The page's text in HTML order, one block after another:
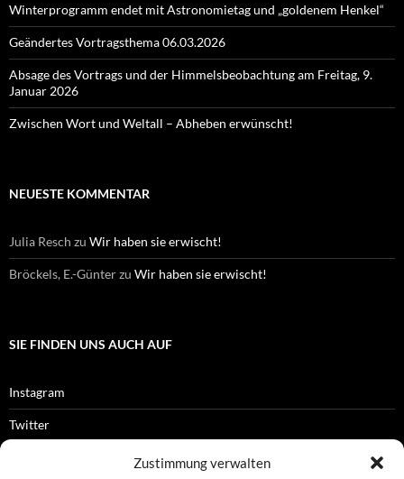
Zustimmung verwalten
Winterprogramm endet mit Astronomietag und „goldenem Henkel“
Geändertes Vortragsthema 06.03.2026
Absage des Vortrags und der Himmelsbeobachtung am Freitag, 9.
Januar 2026
Zwischen Wort und Weltall – Abheben erwünscht!
NEUESTE KOMMENTAR
Julia Resch zu Wir haben sie erwischt!
Bröckels, E.-Günterzu Wir haben sie erwischt!
SIE FINDEN UNS AUCH AUF
Instagram
Twitter